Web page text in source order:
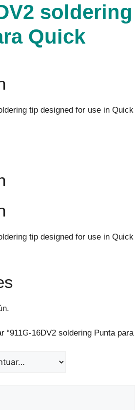
soldering
Quick
tip designed for use in Quick
tip designed for use in Quick
“911G-16DV2 soldering Punta para